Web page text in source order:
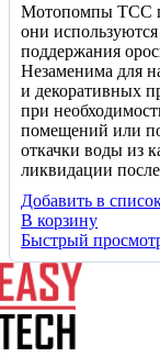
Мотопомпы ТСС
они
поддержания
Незаменима для
и декоративных
при
помещений или
откачки воды из
ликвидации
Добавить в
В корзину
Быстрый